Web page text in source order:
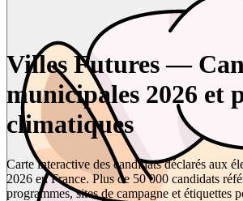
Villes Futures —
municipales 2026 et
climatiques
Carte interactive des candidats déclarés aux
2026 en France. Plus de 50 000 candidats
programmes, sites de campagne et étiquettes